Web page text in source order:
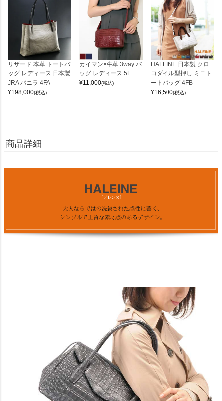
リザード 本革 トートバ
ッグ レディース 日本製
JRA バニラ 4FA
¥198,000(税込)
カイマン×牛革 3way バ
ッグ レディース 5F
¥11,000(税込)
HALEINE 日本製 クロ
コダイル型押し ミニト
ートバッグ 4FB
¥16,500(税込)
商品詳細